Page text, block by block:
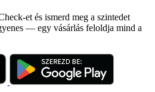
et és ismerd meg a szintedet
— egy vásárlás feloldja mind a